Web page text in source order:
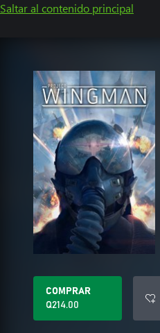
Saltar al contenido principal
COMPRAR
Q214.00